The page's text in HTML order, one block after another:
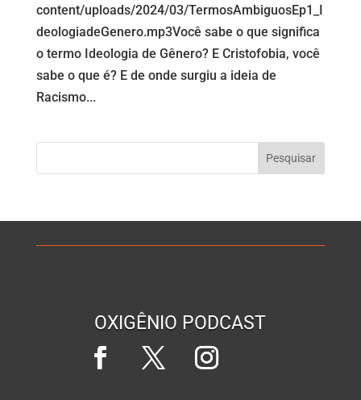
content/uploads/2024/03/TermosAmbiguosEp1_I
deologiadeGenero.mp3Você sabe o que significa
o termo Ideologia de Gênero? E Cristofobia, você
sabe o que é? E de onde surgiu a ideia de
Racismo...
OXIGÊNIO PODCAST